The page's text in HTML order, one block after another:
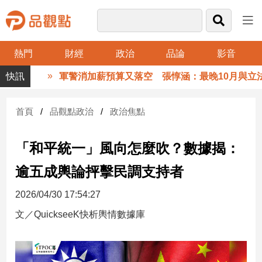
熱門 財經 政治 品論 影音
品
觀
財
台
財
新
聞
經/
股
軍警消加薪預算又落空 張惇涵：最晚10月與立法院
首頁 品觀點政治 政治焦點
「和平統一」風向怎麼吹？數據揭：
逾五成輿論抨擊民調支持者
2026/04/30 17:54:27
文／QuickseeK快析輿情數據庫